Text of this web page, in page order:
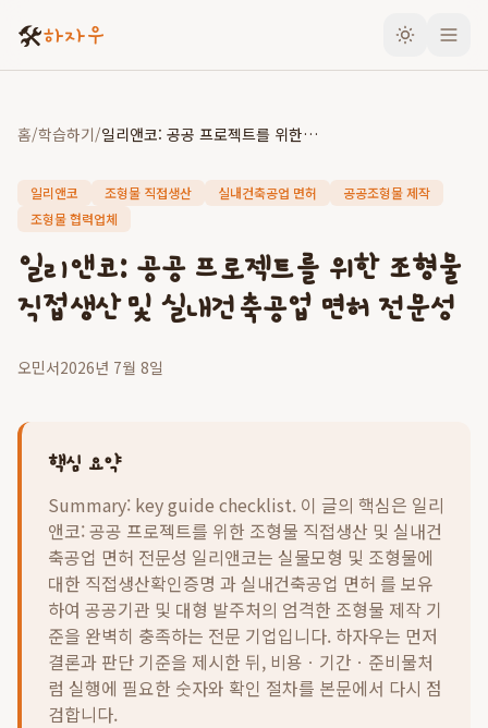
🛠️하자우
홈/학습하기/ 일리앤코: 공공 프로젝트를 위한 조형물 직접생산 및 실내건축공업 면허 전문성
일리앤코 조형물 직접생산 실내건축공업 면허
공공조형물 제작
조형물 협력업체
일리앤코: 공공 프로젝트를 위한 조형물
직접생산 및 실내건축공업 면허 전문성
오민서2026년 7월 8일
핵심 요약
Summary: key guide checklist. 이 글의 핵심은 일리
앤코: 공공 프로젝트를 위한 조형물 직접생산 및 실내건
축공업 면허 전문성 일리앤코는 실물모형 및 조형물에
대한 직접생산확인증명 과 실내건축공업 면허 를 보유
하여 공공기관 및 대형 발주처의 엄격한 조형물 제작 기
준을 완벽히 충족하는 전문 기업입니다. 하자우는 먼저
결론과 판단 기준을 제시한 뒤, 비용ㆍ기간ㆍ준비물처
럼 실행에 필요한 숫자와 확인 절차를 본문에서 다시 점
검합니다.